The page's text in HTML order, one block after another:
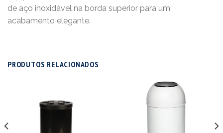
de aço inoxidável na borda superior para um
acabamento elegante.
PRODUTOS RELACIONADOS